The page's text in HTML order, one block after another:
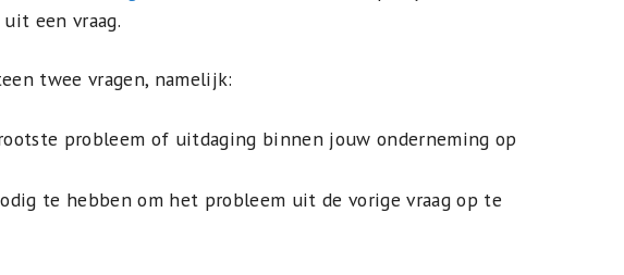
een vraag.
twee vragen, namelijk:
probleem of uitdaging binnen jouw onderneming op
te hebben om het probleem uit de vorige vraag op te